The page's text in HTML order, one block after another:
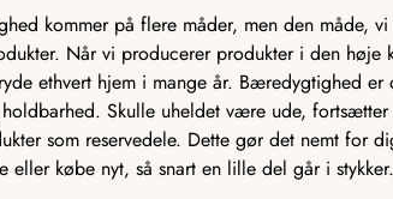
kommer på flere måder, men den måde,
Når vi producerer produkter i den
ethvert hjem i mange år. Bæredygtighed
Skulle uheldet være ude,
som reservedele. Dette gør det nemt for
eller købe nyt, så snart en lille del går i stykker.